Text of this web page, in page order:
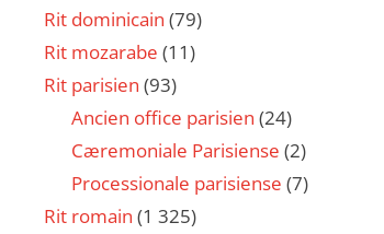
Rit dominicain (79)
Rit mozarabe (11)
Rit parisien (93)
Ancien office parisien (24)
Cæremoniale Parisiense (2)
Processionale parisiense (7)
Rit romain (1 325)